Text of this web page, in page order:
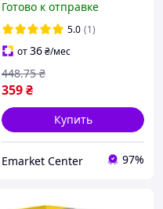
ОРИГИНАЛ]
Готово к отправке
5.0 (1)
от36₴/мес
359₴
448.75 ₴
Купить
Emarket Center 97%